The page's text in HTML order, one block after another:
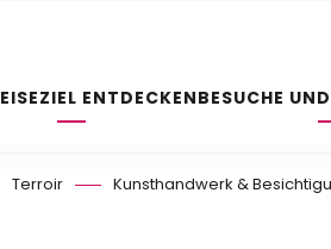
ENTDECKENBESUCHE
Terroir Kunsthandwerk &